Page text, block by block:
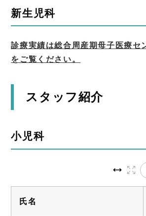
新生児科
診療実績は総合周産期母子医療セ
をご覧ください。
スタッフ紹介
小児科
氏名